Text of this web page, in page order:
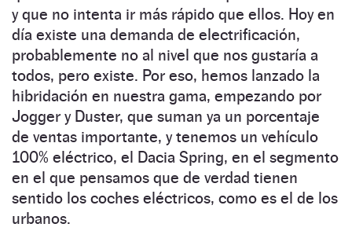
y que no intenta ir más rápido que ellos. Hoy en
día existe una demanda de electrificación,
probablemente no al nivel que nos gustaría a
todos, pero existe. Por eso, hemos lanzado la
hibridación en nuestra gama, empezando por
Jogger y Duster, que suman ya un porcentaje
de ventas importante, y tenemos un vehículo
100% eléctrico, el Dacia Spring, en el segmento
en el que pensamos que de verdad tienen
sentido los coches eléctricos, como es el de los
urbanos.